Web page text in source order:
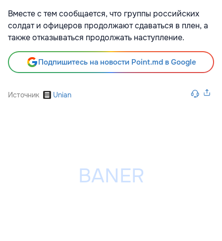
Вместе с тем сообщается, что группы российских
солдат и офицеров продолжают сдаваться в плен, а
также отказываться продолжать наступление.
Подпишитесь на новости Point.md в Google
Источник Unian